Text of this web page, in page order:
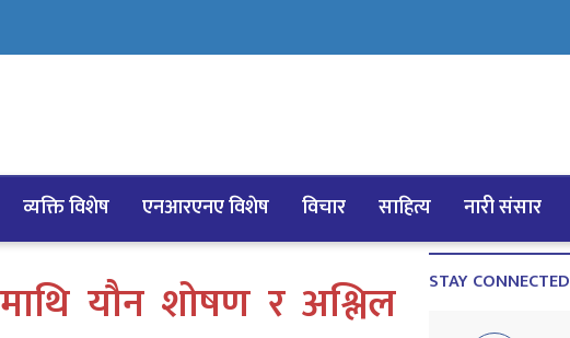
व्यक्ति विशेष एनआरएनए विशेष विचार साहित्य नारी संसार
यौन शोषण र अश्लिल STAY CONNECTED